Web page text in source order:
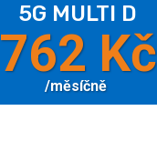
5G MULTI D
762 Kč
/měsíčně